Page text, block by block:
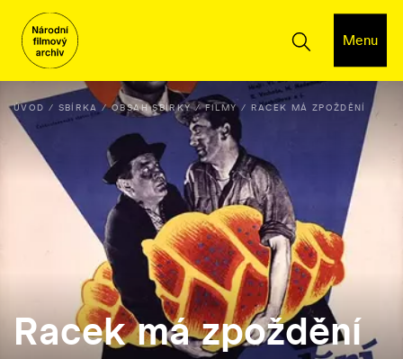
Menu
ÚVOD SBÍRKA OBSAH SBÍRKY FILMY RACEK MÁ ZPOŽDĚNÍ
Racek má zpoždění